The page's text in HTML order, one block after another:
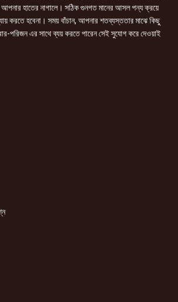
আপনার হাতের নাগালে। সঠিক গুনগত মানের আসল পন্য ক্রয়ে
করতে হবেনা। সময় বাঁচান, আপনার শতব্যস্ততার মাঝে কিছু
পরিজন এর সাথে ব্যয় করতে পারেন সেই সুযোগ করে দেওয়াই